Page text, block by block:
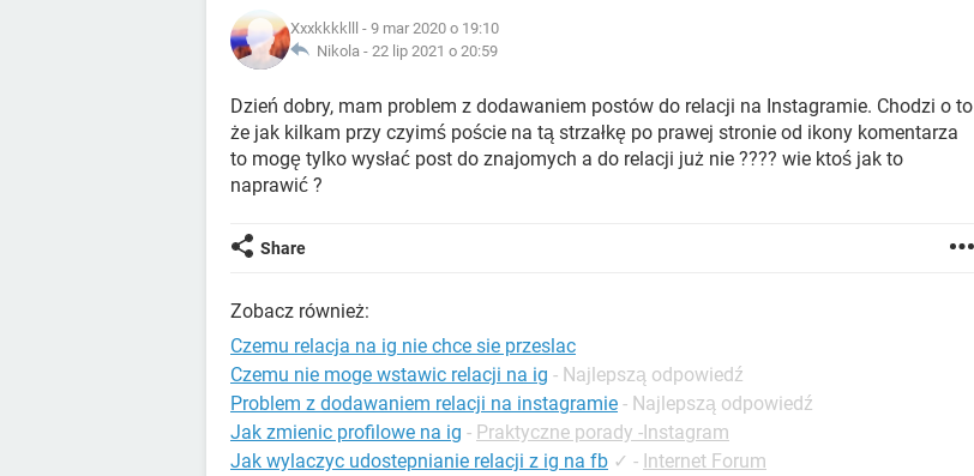
Xxxkkkklll
- 9 mar 2020 o 19:10
Nikola - 22 lip 2021 o 20:59
Dzień dobry, mam problem z dodawaniem postów do relacji na Instagramie. Chodzi o to
że jak kilkam przy czyimś poście na tą strzałkę po prawej stronie od ikony komentarza
to mogę tylko wysłać post do znajomych a do relacji już nie ???? wie ktoś jak to
naprawić ?
Share
Zobacz również:
Czemu relacja na ig nie chce sie przeslac
Czemu nie moge wstawic relacji na ig - Najlepszą odpowiedź
Problem z dodawaniem relacji na instagramie - Najlepszą odpowiedź
Jak zmienic profilowe na ig - Praktyczne porady -Instagram
Jak wylaczyc udostepnianie relacji z ig na fb ✓ - Internet Forum